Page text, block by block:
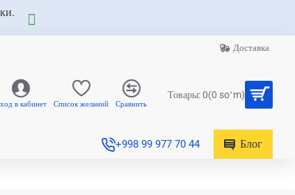
Доставка
в кабинет Список желаний Сравнить
Товары: 0(0 soʻm)
+998 99 977 70 44 Блог